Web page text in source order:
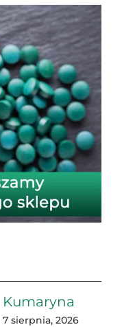
Kumaryna
7 sierpnia, 2026